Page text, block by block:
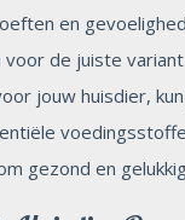
en
de juiste variant
jouw huisdier,
gezond en